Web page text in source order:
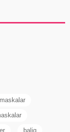
maskalar
baliq